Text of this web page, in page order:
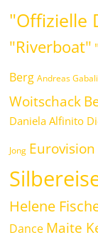
"Offizielle
"Riverboat"
Berg Andreas
Woitschack
Daniela Alfinito
Jong
Helene
Dance Maite